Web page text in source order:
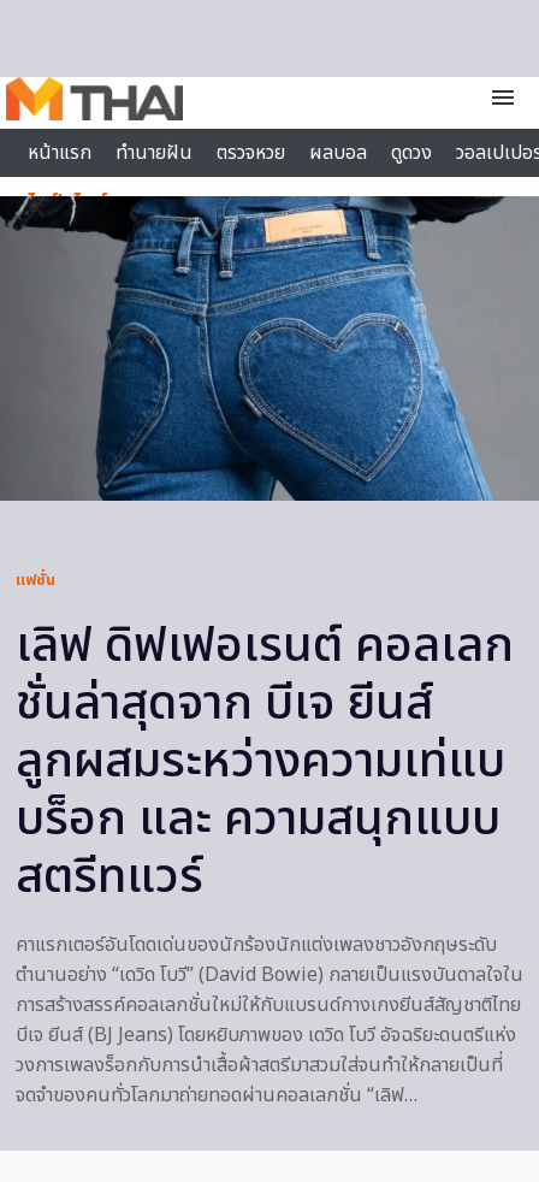
menu
หน้าแรก
ทำนายฝัน ตรวจหวย ผลบอล ดูดวง
วอลเปเป
ไลฟ์สไตล์
แฟชั่น
เลิฟ ดิฟเฟอเรนต์ คอลเลก
ชั่นล่าสุดจาก บีเจ ยีนส์
ลูกผสมระหว่างความเท่แบ
บร็อก และ ความสนุกแบบ
สตรีทแวร์
คาแรกเตอร์อันโดดเด่นของนักร้องนักแต่งเพลงชาวอังกฤษระดับ
ตำนานอย่าง “เดวิด โบวี” (David Bowie) กลายเป็นแรงบันดาลใจใน
การสร้างสรรค์คอลเลกชั่นใหม่ให้กับแบรนด์กางเกงยีนส์สัญชาติไทย
บีเจ ยีนส์ (BJ Jeans) โดยหยิบภาพของ เดวิด โบวี อัจฉริยะดนตรีแห่ง
วงการเพลงร็อกกับการนำเสื้อผ้าสตรีมาสวมใส่จนทำให้กลายเป็นที่
จดจำของคนทั่วโลกมาถ่ายทอดผ่านคอลเลกชั่น “เลิฟ…